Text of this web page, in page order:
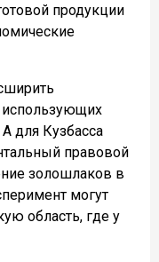
продукции
для Кузбасса
правовой
золошлаков в
могут
область, где у